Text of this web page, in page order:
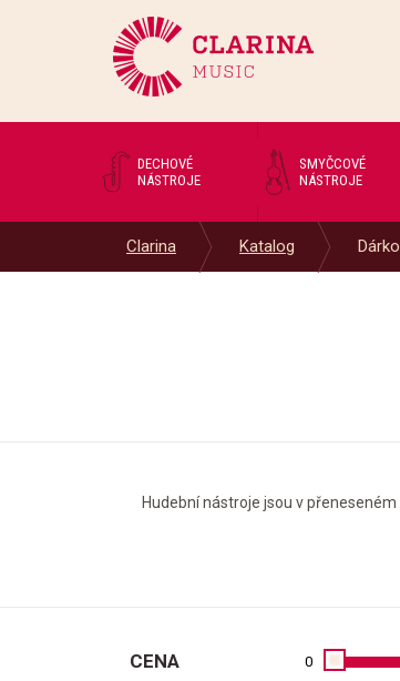
DECHOVÉ
NÁSTROJE
SMYČCOVÉ
NÁSTROJE
Clarina Katalog
Hudební nástroje jsou v
CENA 0